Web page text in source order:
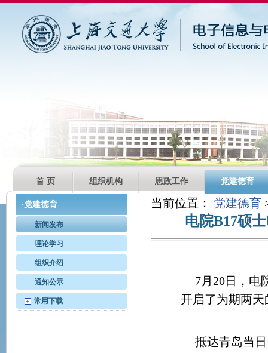
首 页 组织机构 思政工作 党建德育
·党建德育
新闻发布
理论学习
组织介绍
通知公示
+ 常用下载
当前位置： 党建德育
电院B17硕
7月20日，电
开启了为期两
抵达青岛当